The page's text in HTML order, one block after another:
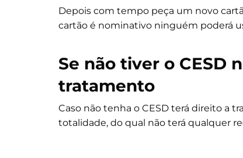
Depois com tempo peça um novo
cartão é nominativo ninguém poderá
Se não tiver o CESD
tratamento
Caso não tenha o CESD terá direito a
totalidade, do qual não terá qualquer